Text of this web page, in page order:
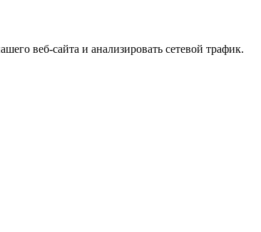
веб-сайта и анализировать сетевой трафик.